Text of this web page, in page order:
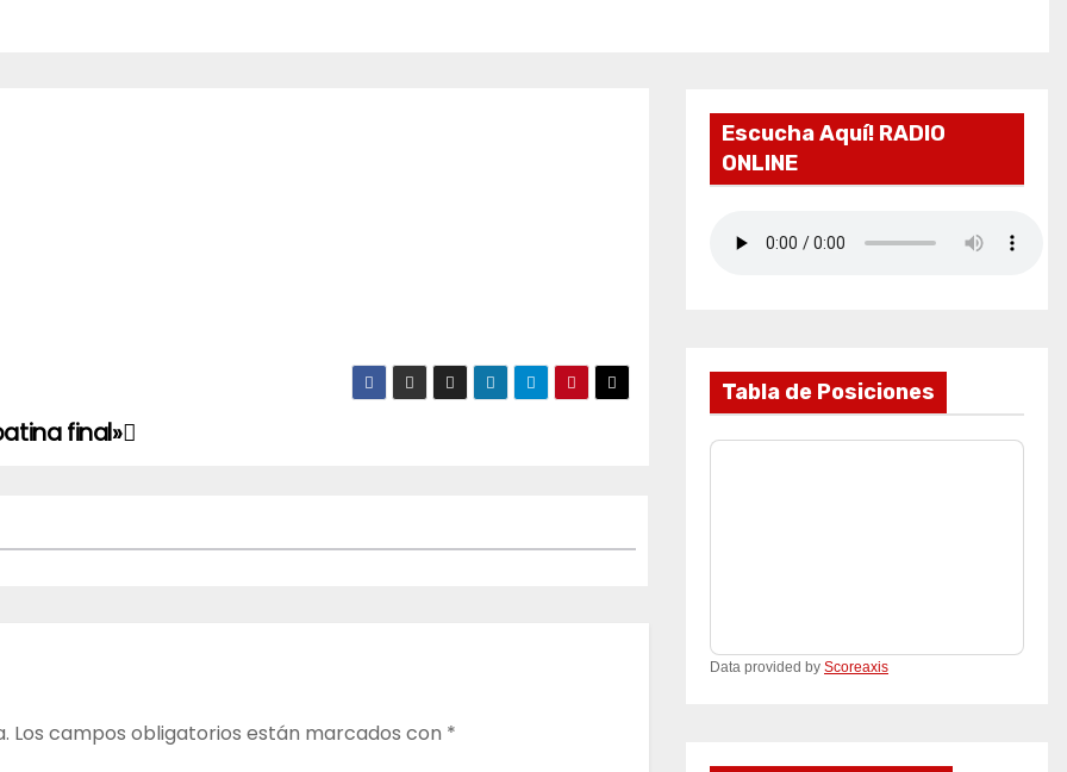
final»
Los campos obligatorios están marcados con *
Escucha Aquí! RADIO
ONLINE
Tabla de Posiciones
Data provided by Scoreaxis